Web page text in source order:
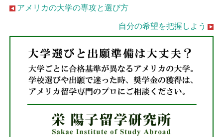
アメリカの大学の専攻と選び方
自分の希望を把握しよう